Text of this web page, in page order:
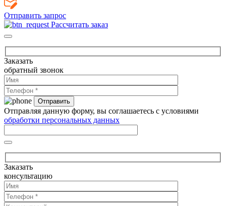
Отправить запрос
Рассчитать заказ
Заказать
обратный звонок
Отправляя данную форму, вы соглашаетесь с условиями
обработки персональных данных
Заказать
консультацию